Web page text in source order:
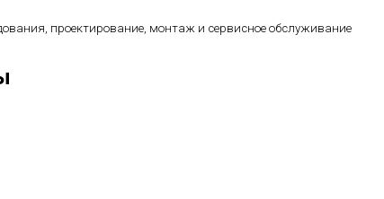
проектирование, монтаж и сервисное обслуживание